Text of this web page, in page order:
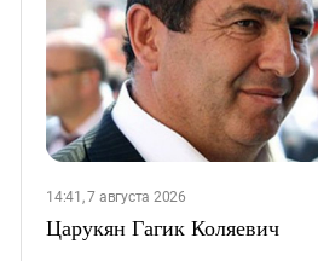
14:41, 7 августа 2026
Царукян Гагик Коляевич